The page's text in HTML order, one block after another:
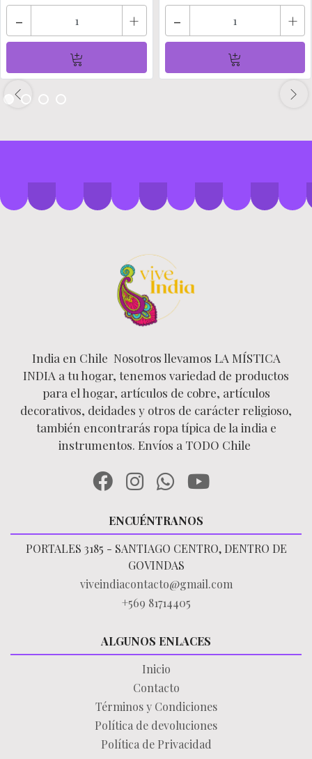
- + - +
India en Chile Nosotros llevamos LA MÍSTICA
INDIA a tu hogar, tenemos variedad de productos
para el hogar, artículos de cobre, artículos
decorativos, deidades y otros de carácter religioso,
también encontrarás ropa típica de la india e
instrumentos. Envíos a TODO Chile
ENCUÉNTRANOS
PORTALES 3185 - SANTIAGO CENTRO, DENTRO DE
GOVINDAS
viveindiacontacto@gmail.com
+569 81714405
ALGUNOS ENLACES
Inicio
Contacto
Términos y Condiciones
Política de devoluciones
Política de Privacidad